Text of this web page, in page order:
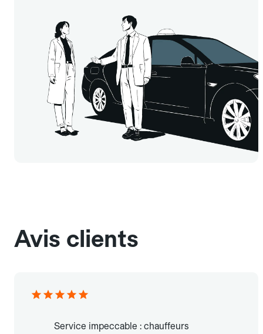
Avis clients
Service impeccable : chauffeurs